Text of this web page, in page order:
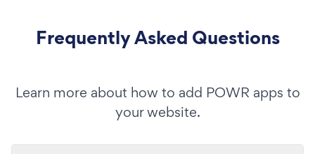
Frequently Asked Questions
Learn more about how to add POWR apps to
your website.